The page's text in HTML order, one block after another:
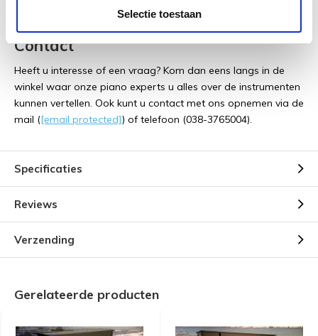
Selectie toestaan
Contact
Heeft u interesse of een vraag? Kom dan eens langs in de
winkel waar onze piano experts u alles over de instrumenten
kunnen vertellen. Ook kunt u contact met ons opnemen via de
mail ([email protected]) of telefoon (038-3765004).
Specificaties
Reviews
Verzending
Gerelateerde producten